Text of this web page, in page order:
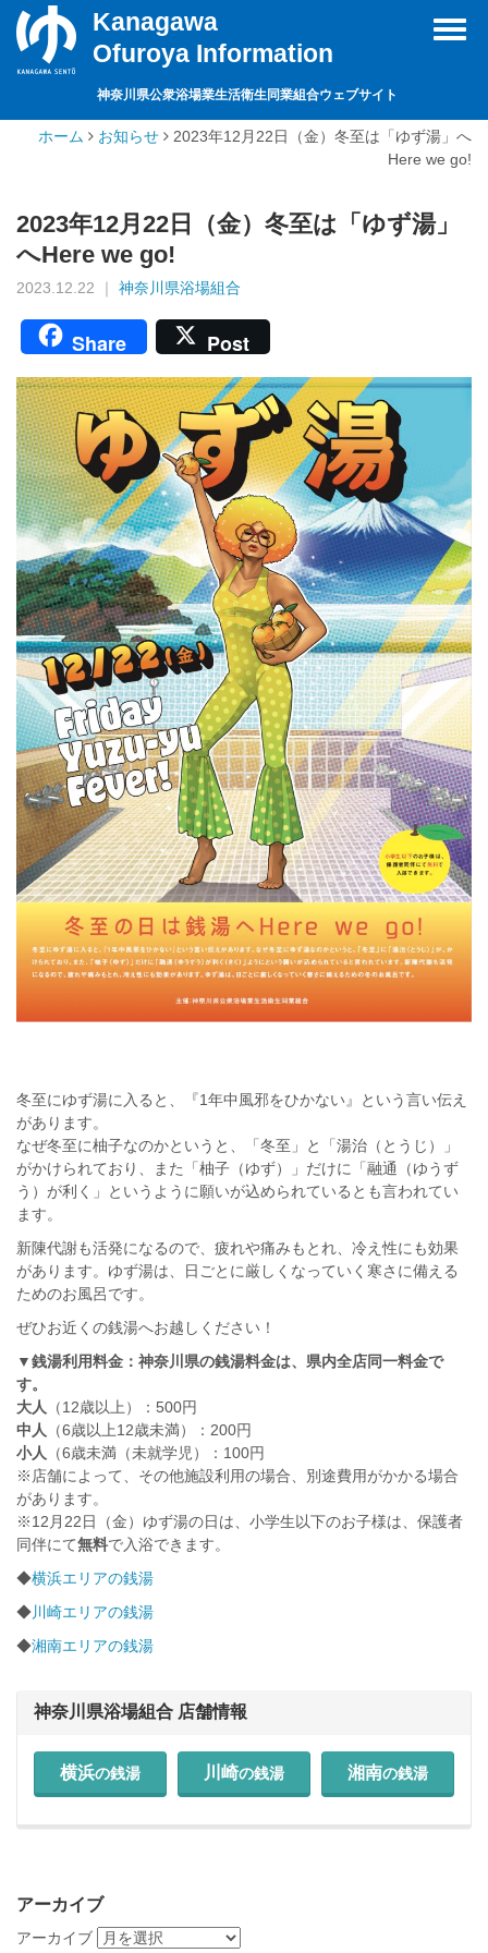
Kanagawa
Ofuroya Information
神奈川県公衆浴場業生活衛生同業組合ウェブサイト
ホーム お知らせ
2023年12月22日（金）冬至は「ゆず湯」へ
Here we go!
2023年12月22日（金）冬至は「ゆず湯」
へHere we go!
2023.12.22 ｜ 神奈川県浴場組合
Share Post
冬至にゆず湯に入ると、『1年中風邪をひかない』という言い伝え
があります。
なぜ冬至に柚子なのかというと、「冬至」と「湯治（とうじ）」
がかけられており、また「柚子（ゆず）」だけに「融通（ゆうず
う）が利く」というように願いが込められているとも言われてい
ます。
新陳代謝も活発になるので、疲れや痛みもとれ、冷え性にも効果
があります。ゆず湯は、日ごとに厳しくなっていく寒さに備える
ためのお風呂です。
ぜひお近くの銭湯へお越しください！
▼銭湯利用料金：神奈川県の銭湯料金は、県内全店同一料金で
す。
大人 （12歳以上）：500円
中人 （6歳以上12歳未満）：200円
小人 （6歳未満（未就学児）：100円
※店舗によって、その他施設利用の場合、別途費用がかかる場合
があります。
※12月22日（金）ゆず湯の日は、小学生以下のお子様は、保護者
同伴にて無料で入浴できます。
◆横浜エリアの銭湯
◆川崎エリアの銭湯
◆湘南エリアの銭湯
神奈川県浴場組合 店舗情報
横浜の銭湯 川崎の銭湯 湘南の銭湯
アーカイブ
アーカイブ